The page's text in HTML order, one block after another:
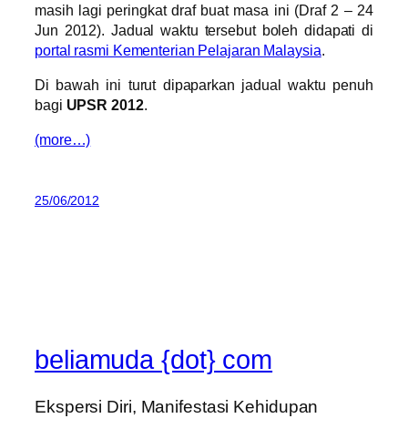
masih lagi peringkat draf buat masa ini (Draf 2 – 24
Jun 2012). Jadual waktu tersebut boleh didapati di
portal rasmi Kementerian Pelajaran Malaysia.
Di bawah ini turut dipaparkan jadual waktu penuh
bagi UPSR 2012.
(more…)
25/06/2012
beliamuda {dot} com
Ekspersi Diri, Manifestasi Kehidupan